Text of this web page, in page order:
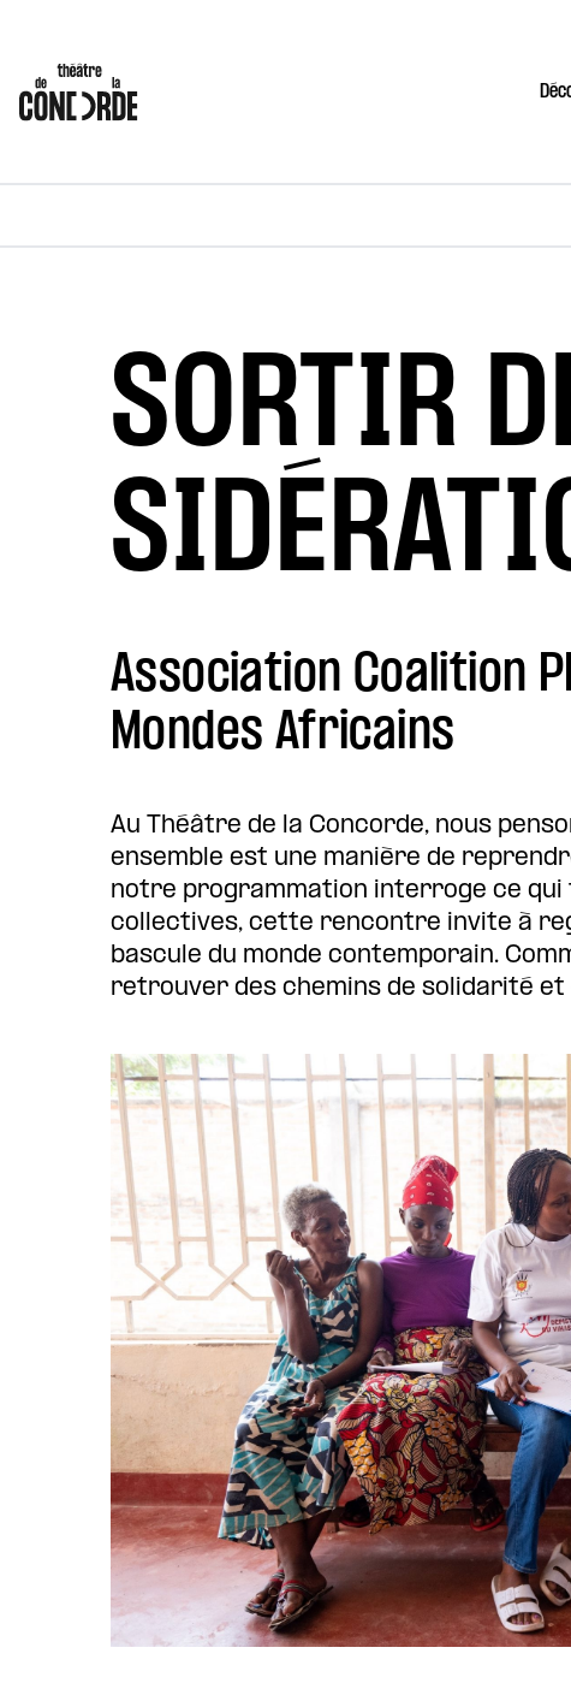
SORTIR
Association Coalition
Mondes Africains
Au Théâtre de la Concorde, nous
ensemble est une manière de
notre programmation interroge ce
collectives, cette rencontre invite à
bascule du monde contemporain.
retrouver des chemins de solidarité et